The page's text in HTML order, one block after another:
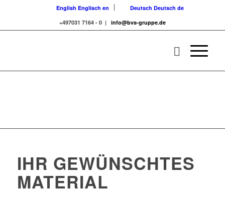
English Englisch en Deutsch Deutsch de
+497031 7164 - 0 |
info@bvs-gruppe.de
IHR GEWÜNSCHTES
MATERIAL